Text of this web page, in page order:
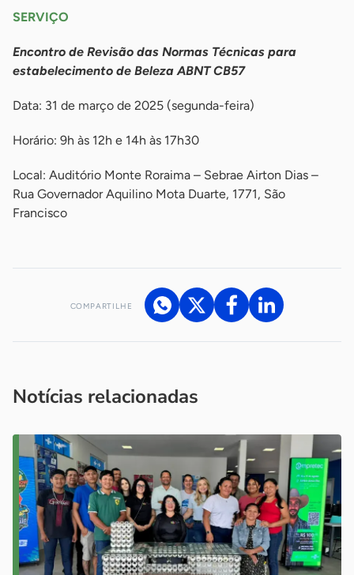
SERVIÇO
Encontro de Revisão das Normas Técnicas para
estabelecimento de Beleza ABNT CB57
Data: 31 de março de 2025 (segunda-feira)
Horário: 9h às 12h e 14h às 17h30
Local: Auditório Monte Roraima – Sebrae Airton Dias –
Rua Governador Aquilino Mota Duarte, 1771, São
Francisco
COMPARTILHE
Notícias relacionadas